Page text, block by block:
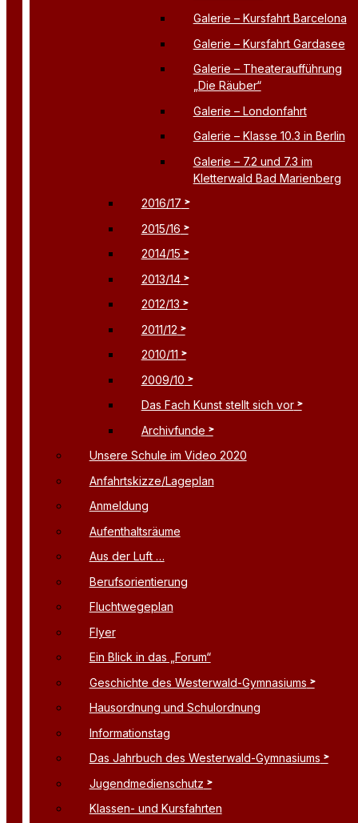
Galerie – Kursfahrt Barcelona
Galerie – Kursfahrt Gardasee
Galerie – Theateraufführung
„Die Räuber“
Galerie – Londonfahrt
Galerie – Klasse 10.3 in Berlin
Galerie – 7.2 und 7.3 im
Kletterwald Bad Marienberg
2016/17
2015/16
2014/15
2013/14
2012/13
2011/12
2010/11
2009/10
Das Fach Kunst stellt sich vor
Archivfunde
Unsere Schule im Video 2020
Anfahrtskizze/Lageplan
Anmeldung
Aufenthaltsräume
Aus der Luft …
Berufsorientierung
Fluchtwegeplan
Flyer
Ein Blick in das „Forum“
Geschichte des Westerwald-Gymnasiums
Hausordnung und Schulordnung
Informationstag
Das Jahrbuch des Westerwald-Gymnasiums
Jugendmedienschutz
Klassen- und Kursfahrten